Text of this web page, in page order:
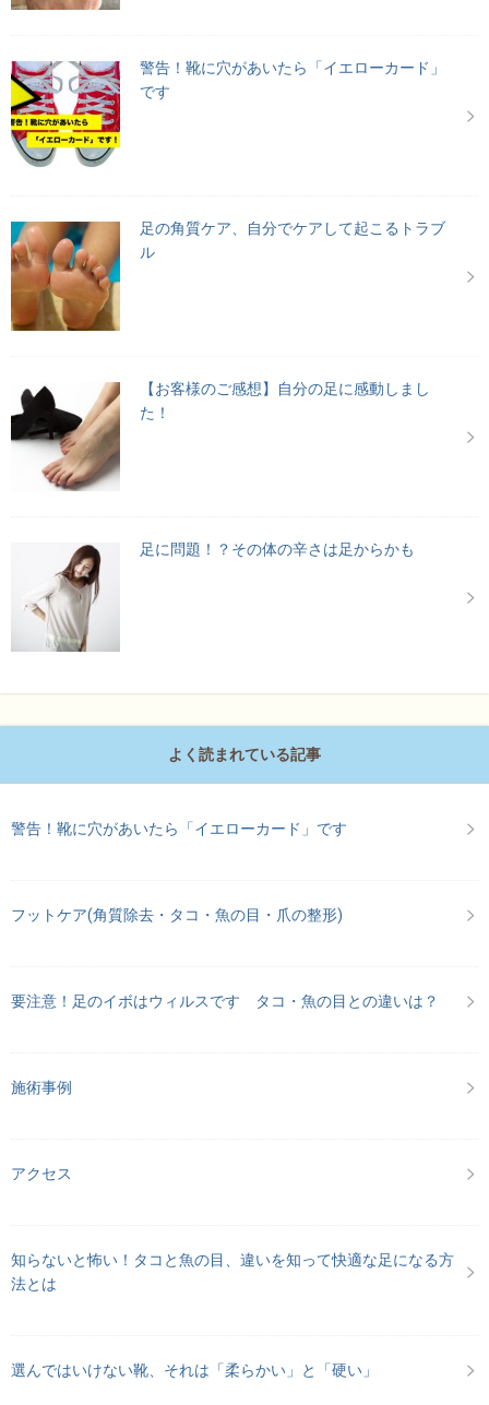
警告！靴に穴があいたら「イエローカード」
です
足の角質ケア、自分でケアして起こるトラブ
ル
【お客様のご感想】自分の足に感動しまし
た！
足に問題！？その体の辛さは足からかも
よく読まれている記事
警告！靴に穴があいたら「イエローカード」です
フットケア(角質除去・タコ・魚の目・爪の整形)
要注意！足のイボはウィルスです タコ・魚の目との違いは？
施術事例
アクセス
知らないと怖い！タコと魚の目、違いを知って快適な足になる方
法とは
選んではいけない靴、それは「柔らかい」と「硬い」